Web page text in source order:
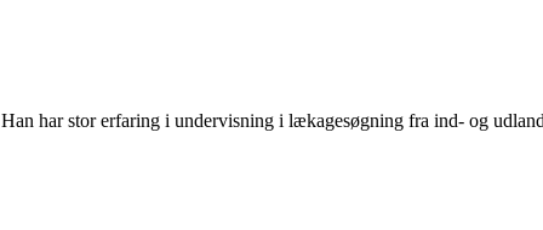
har stor erfaring i undervisning i lækagesøgning fra ind- og